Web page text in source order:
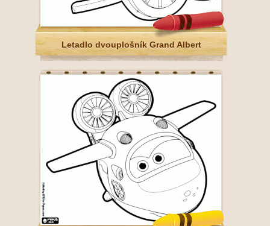
Letadlo dvouplošník Grand Albert